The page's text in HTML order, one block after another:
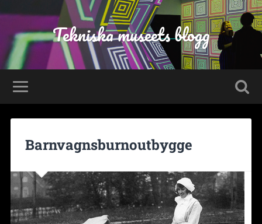
Tekniska museets blogg
Barnvagnsburnoutbygge